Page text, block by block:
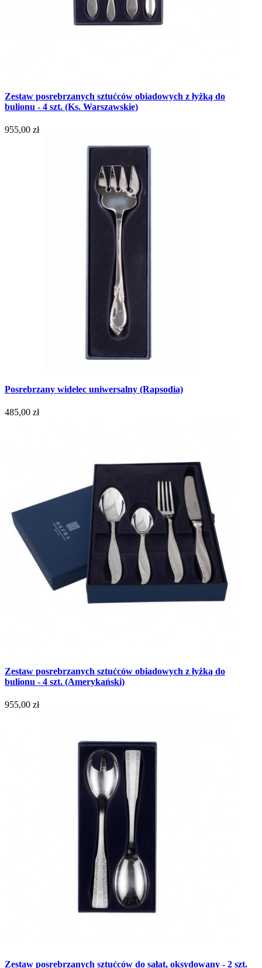
Zestaw posrebrzanych sztućców obiadowych z łyżką do
bulionu - 4 szt. (Ks. Warszawskie)
955,00 zł
Posrebrzany widelec uniwersalny (Rapsodia)
485,00 zł
Zestaw posrebrzanych sztućców obiadowych z łyżką do
bulionu - 4 szt. (Amerykański)
955,00 zł
Zestaw posrebrzanych sztućców do sałat, oksydowany - 2 szt.